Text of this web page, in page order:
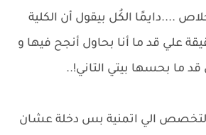
....دايمًا الكُل بيقول أن الكلية
علي قد ما أنا بحاول أنجح فيها و
ما بحسها بيتي التاني!..
الي اتمنية بس دخلة عشان